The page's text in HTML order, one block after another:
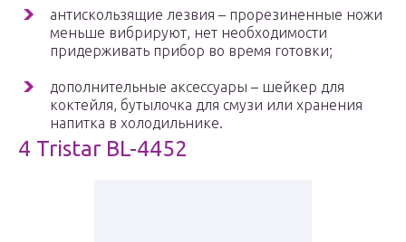
антискользящие лезвия – прорезиненные ножи
меньше вибрируют, нет необходимости
придерживать прибор во время готовки;
дополнительные аксессуары – шейкер для
коктейля, бутылочка для смузи или хранения
напитка в холодильнике.
4 Tristar BL-4452